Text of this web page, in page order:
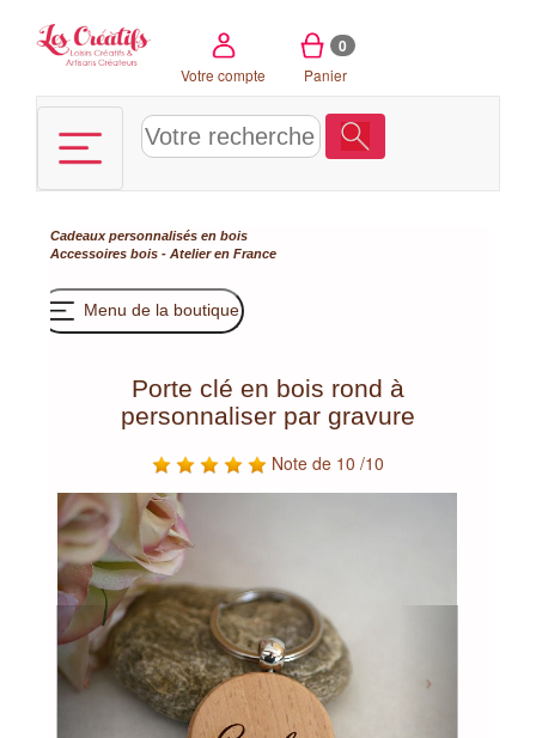
Votre compte
0
Panier
Cadeaux personnalisés en bois
Accessoires bois - Atelier en France
Menu de la boutique
Porte clé en bois rond à
personnaliser par gravure
Note de 10 /10
Previous